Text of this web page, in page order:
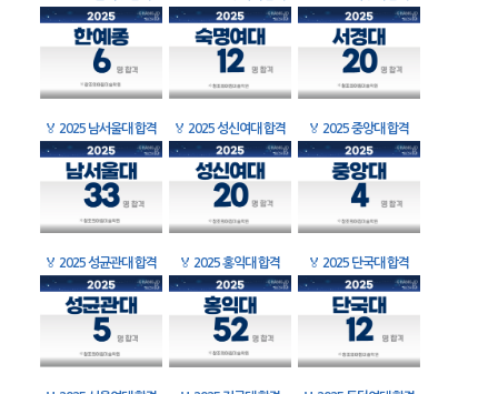
🏅 2025 남서울대 합격 🏅 2025 성신여대 합격 🏅 2025 중앙대 합격
🏅 2025 성균관대 합격 🏅 2025 홍익대 합격 🏅 2025 단국대 합격